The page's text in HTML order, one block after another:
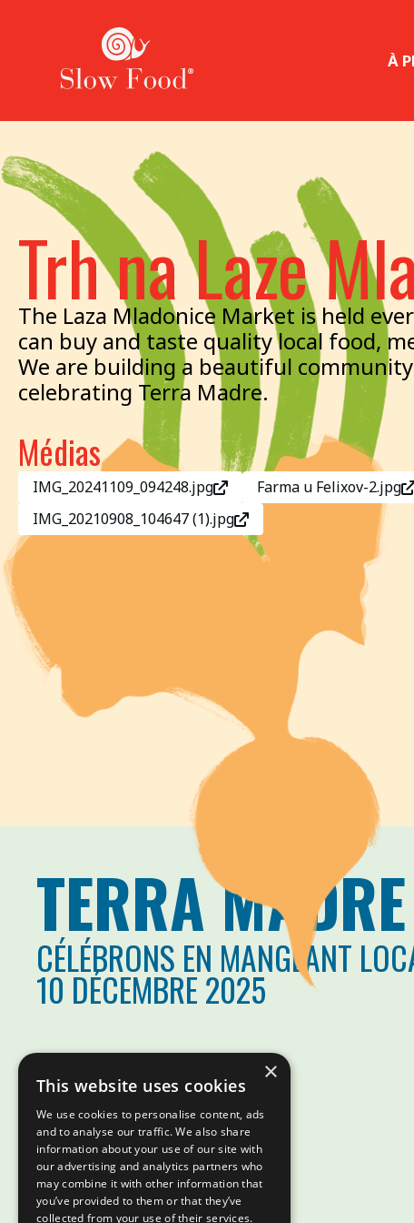
À
Trh na Laze
The Laza Mladonice Market is held
can buy and taste quality local food,
We are building a beautiful
celebrating Terra Madre.
Médias
IMG_20241109_094248.jpg Farma u Felixov-2.jpg
IMG_20210908_104647 (1).jpg
TERRA
CÉLÉBRONS EN MANGEANT
10 DÉCEMBRE 2025
×
This website uses cookies
We use cookies to personalise content, ads
and to analyse our traffic. We also share
information about your use of our site with
our advertising and analytics partners who
may combine it with other information that
you’ve provided to them or that they’ve
collected from your use of their services.